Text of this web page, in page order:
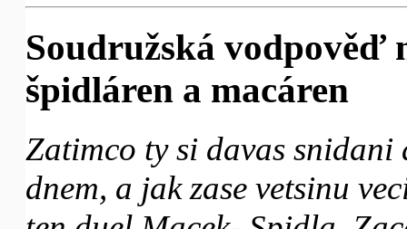
Soudružská vodpověď
špidláren a macáren
Zatimco ty si davas snidani
dnem, a jak zase vetsinu